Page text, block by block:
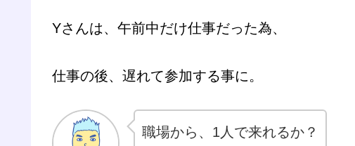
Yさんは、午前中だけ仕事だった為、
仕事の後、遅れて参加する事に。
職場から、1人で来れるか？